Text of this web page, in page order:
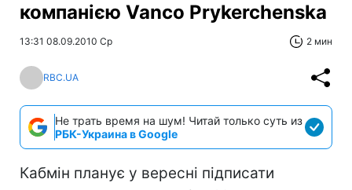
компанією Vanco Prykerchenska
13:31 08.09.2010 Ср 2 мин
RBC.UA
Не трать время на шум! Читай только суть из
РБК-Украина в Google
Кабмін планує у вересні підписати